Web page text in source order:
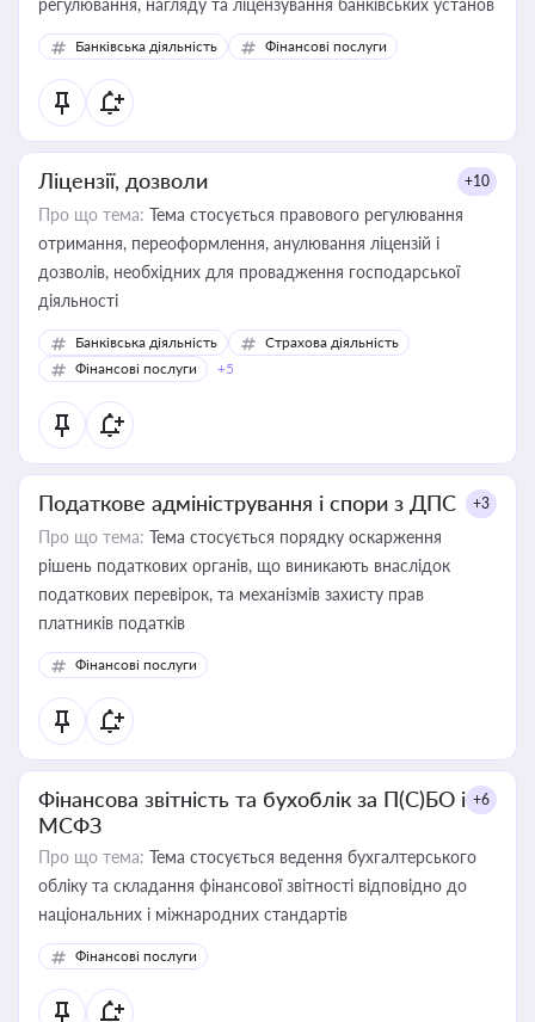
регулювання, нагляду та ліцензування банківських установ
Банківська діяльність Фінансові послуги
Ліцензії, дозволи +10
Про що тема: Тема стосується правового регулювання
отримання, переоформлення, анулювання ліцензій і
дозволів, необхідних для провадження господарської
діяльності
Банківська діяльність
Страхова діяльність
Фінансові послуги
+5
Податкове адміністрування і спори з ДПС +3
Про що тема: Тема стосується порядку оскарження
рішень податкових органів, що виникають внаслідок
податкових перевірок, та механізмів захисту прав
платників податків
Фінансові послуги
Фінансова звітність та бухоблік за П(С)БО і
МСФЗ
+6
Про що тема: Тема стосується ведення бухгалтерського
обліку та складання фінансової звітності відповідно до
національних і міжнародних стандартів
Фінансові послуги